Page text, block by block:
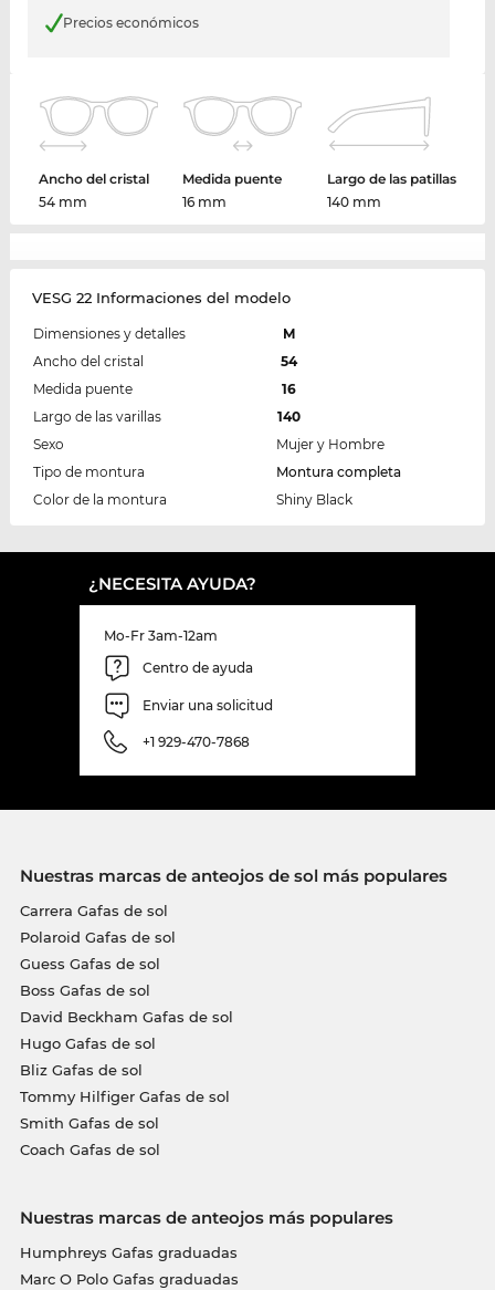
Precios económicos
Ancho del cristal
54 mm
Medida puente
16 mm
Largo de las patillas
140 mm
VESG 22 Informaciones del modelo
Dimensiones y detalles
M
Ancho del cristal
54
Medida puente
16
Largo de las varillas
140
Sexo
Mujer y Hombre
Tipo de montura
Montura completa
Color de la montura
Shiny Black
¿NECESITA AYUDA?
Mo-Fr 3am-12am
Centro de ayuda
Enviar una solicitud
+1 929-470-7868
Nuestras marcas de anteojos de sol más populares
Carrera Gafas de sol
Polaroid Gafas de sol
Guess Gafas de sol
Boss Gafas de sol
David Beckham Gafas de sol
Hugo Gafas de sol
Bliz Gafas de sol
Tommy Hilfiger Gafas de sol
Smith Gafas de sol
Coach Gafas de sol
Nuestras marcas de anteojos más populares
Humphreys Gafas graduadas
Marc O Polo Gafas graduadas